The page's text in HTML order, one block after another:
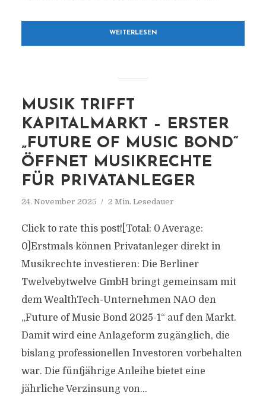
WEITERLESEN
MUSIK TRIFFT
KAPITALMARKT – ERSTER
„FUTURE OF MUSIC BOND“
ÖFFNET MUSIKRECHTE
FÜR PRIVATANLEGER
24. November 2025 2 Min. Lesedauer
Click to rate this post![Total: 0 Average:
0]Erstmals können Privatanleger direkt in
Musikrechte investieren: Die Berliner
Twelvebytwelve GmbH bringt gemeinsam mit
dem WealthTech-Unternehmen NAO den
„Future of Music Bond 2025-1“ auf den Markt.
Damit wird eine Anlageform zugänglich, die
bislang professionellen Investoren vorbehalten
war. Die fünfjährige Anleihe bietet eine
jährliche Verzinsung von...